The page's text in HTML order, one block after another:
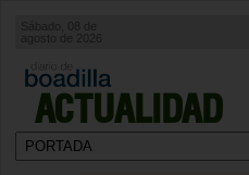
ACTUALIDAD
Sábado, 08 de
agosto de 2026